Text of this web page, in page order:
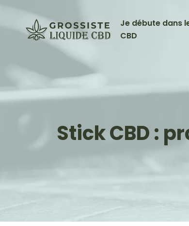
Je débute dans
CBD
Stick CBD :